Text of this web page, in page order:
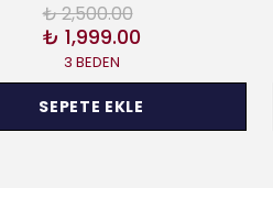
₺ 2,500.00
₺ 1,999.00
3 BEDEN
SEPETE EKLE